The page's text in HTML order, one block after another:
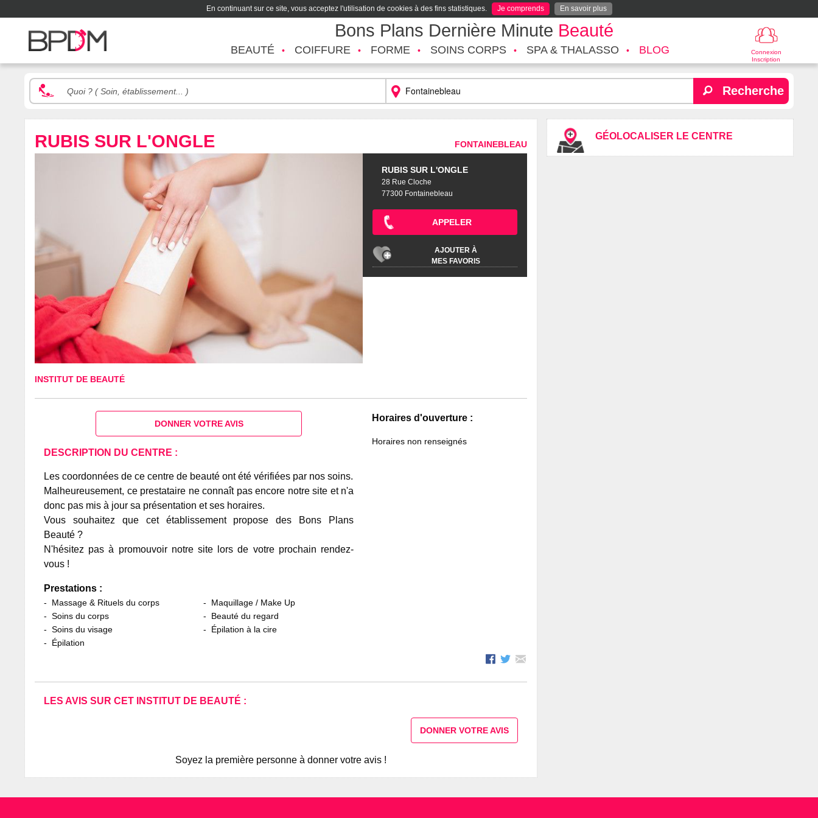
En continuant sur ce site, vous acceptez l'utilisation de cookies à des fins statistiques. Je comprends En savoir plus
Bons Plans Dernière Minute Beauté
Connexion
Inscription
BEAUTÉ COIFFURE FORME SOINS CORPS SPA & THALASSO BLOG
Recherche
GÉOLOCALISER LE CENTRE
RUBIS SUR L'ONGLE FONTAINEBLEAU
RUBIS SUR L'ONGLE
28 Rue Cloche
77300 Fontainebleau
APPELER
AJOUTER À
MES FAVORIS
INSTITUT DE BEAUTÉ
Horaires d'ouverture :
Horaires non renseignés
DONNER VOTRE AVIS
DESCRIPTION DU CENTRE :
Les coordonnées de ce centre de beauté ont été vérifiées par nos soins.
Malheureusement, ce prestataire ne connaît pas encore notre site et n'a
donc pas mis à jour sa présentation et ses horaires.
Vous souhaitez que cet établissement propose des Bons Plans
Beauté ?
N'hésitez pas à promouvoir notre site lors de votre prochain rendez-
vous !
Prestations :
Massage & Rituels du corps
Soins du corps
Soins du visage
Épilation
Maquillage / Make Up
Beauté du regard
Épilation à la cire
LES AVIS SUR CET INSTITUT DE BEAUTÉ :
DONNER VOTRE AVIS
Soyez la première personne à donner votre avis !